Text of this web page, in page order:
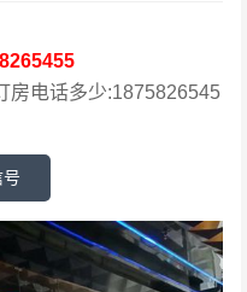
房电话多少:1875826545